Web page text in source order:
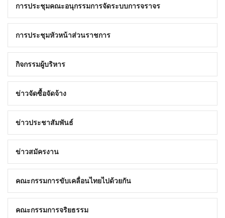
การประชุมคณะอนุกรรมการจัดระบบการจราจร
การประชุมหัวหน้าส่วนราชการ
กิจกรรมผู้บริหาร
ข่าวจัดซื้อจัดจ้าง
ข่าวประชาสัมพันธ์
ข่าวสมัครงาน
คณะกรรมการขับเคลื่อนไทยไปด้วยกัน
คณะกรรมการจริยธรรม